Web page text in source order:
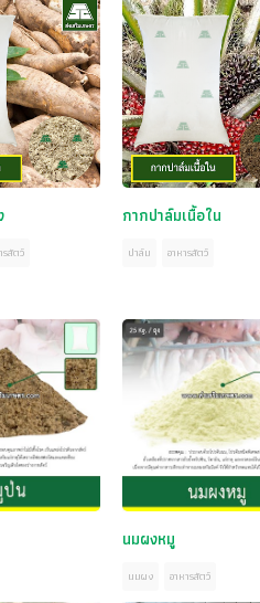
รสัตว์
กากปาล์มเนื้อใน
ปาล์ม อาหารสัตว์
นมผงหมู
นมผง อาหารสัตว์